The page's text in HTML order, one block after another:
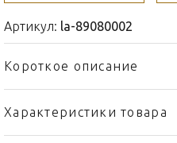
Артикул: la-89080002
Короткое описание
Характеристики товара
Тип товара